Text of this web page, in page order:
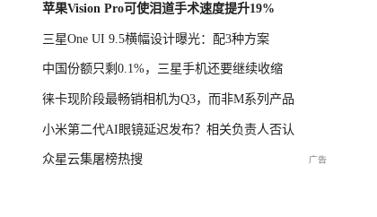
苹果Vision Pro可使泪道手术速度提升19%
三星One UI 9.5横幅设计曝光：配3种方案
中国份额只剩0.1%，三星手机还要继续收缩
徕卡现阶段最畅销相机为Q3，而非M系列产品
小米第二代AI眼镜延迟发布？相关负责人否认
众星云集屠榜热搜